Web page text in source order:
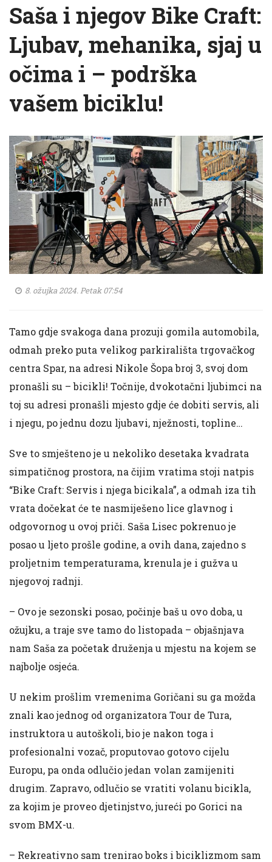
Saša i njegov Bike Craft:
Ljubav, mehanika, sjaj u
očima i – podrška
vašem biciklu!
8. ožujka 2024. Petak 07:54
Tamo gdje svakoga dana prozuji gomila automobila,
odmah preko puta velikog parkirališta trgovačkog
centra Spar, na adresi Nikole Šopa broj 3, svoj dom
pronašli su – bicikli! Točnije, dvokotačni ljubimci na
toj su adresi pronašli mjesto gdje će dobiti servis, ali
i njegu, po jednu dozu ljubavi, nježnosti, topline…
Sve to smješteno je u nekoliko desetaka kvadrata
simpatičnog prostora, na čijim vratima stoji natpis
“Bike Craft: Servis i njega bicikala”, a odmah iza tih
vrata dočekat će te nasmiješeno lice glavnog i
odgovornog u ovoj priči. Saša Lisec pokrenuo je
posao u ljeto prošle godine, a ovih dana, zajedno s
proljetnim temperaturama, krenula je i gužva u
njegovoj radnji.
– Ovo je sezonski posao, počinje baš u ovo doba, u
ožujku, a traje sve tamo do listopada – objašnjava
nam Saša za početak druženja u mjestu na kojem se
najbolje osjeća.
U nekim prošlim vremenima Goričani su ga možda
znali kao jednog od organizatora Tour de Tura,
instruktora u autoškoli, bio je nakon toga i
profesionalni vozač, proputovao gotovo cijelu
Europu, pa onda odlučio jedan volan zamijeniti
drugim. Zapravo, odlučio se vratiti volanu bicikla,
za kojim je proveo djetinjstvo, jureći po Gorici na
svom BMX-u.
– Rekreativno sam trenirao boks i biciklizmom sam